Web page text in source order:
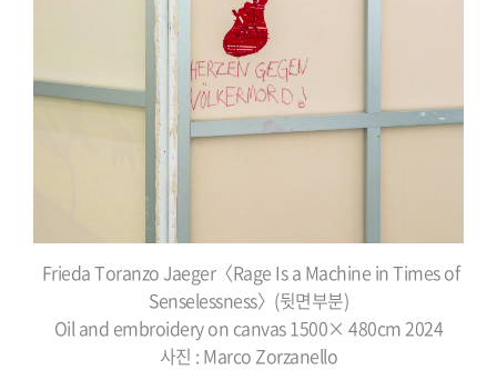
Frieda Toranzo Jaeger〈Rage Is a Machine in Times of
Senselessness〉(뒷면부분)
Oil and embroidery on canvas 1500× 480cm 2024
사진 : Marco Zorzanello